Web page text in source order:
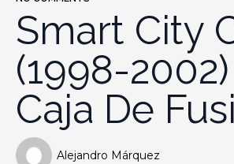
Smart City
(1998-
Caja De
Alejandro Márquez